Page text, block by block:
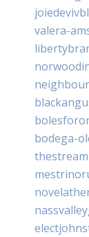
valera-
bodega-